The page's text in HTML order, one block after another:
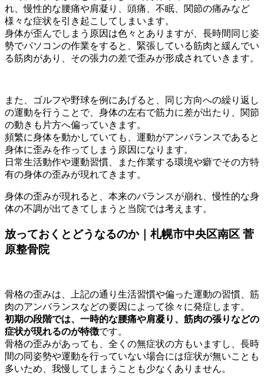
れ、慢性的な腰痛や肩凝り、頭痛、不眠、関節の痛みなど
様々な症状を引き起こしてしまいます。
身体が歪んでしまう原因は色々とありますが、長時間同じ姿
勢でパソコンの作業をすると、緊張している筋肉と緩んでい
る筋肉があり、その張力の差で歪みが形成されていきます。
また、ゴルフや野球を例にあげると、同じ方向への繰り返し
の運動を行うことで、身体の左右で筋力に差が出たり、関節
の動きも片方へ偏っていきます。
頻繁に身体を動かしていても、運動がアンバランスであると
身体に歪みを作ってしまう原因になります。
日常生活動作や運動習慣、また作業する環境や癖でその方特
有の身体の歪みが現れてきます。
身体の歪みが現れると、本来のバランスが崩れ、慢性的な身
体の不調が出てきてしまうと当院では考えます。
放っておくとどうなるのか｜札幌市中央区南区 菅
原整骨院
骨格の歪みは、上記の通り生活習慣や偏った運動の習慣、筋
肉のアンバランスなどの要因によって徐々に発症します。
初期の段階では、一時的な腰痛や肩凝り、筋肉の張りなどの
症状が現れるのが特徴です。
骨格の歪みがあっても、全くの無症状の方もいますし、長時
間の同姿勢や運動を行っていない場合には症状が無いことも
多いため、我慢してしまうことも少なくありません。